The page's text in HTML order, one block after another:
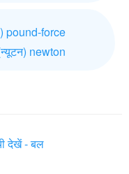
pound-force
newton
देखें - बल